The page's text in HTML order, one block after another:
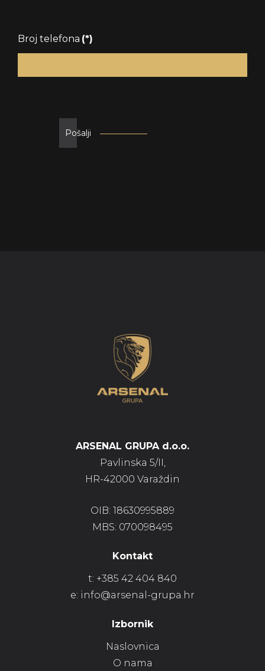
Broj telefona (*)
Pošalji
ARSENAL GRUPA d.o.o.
Pavlinska 5/II,
HR-42000 Varaždin
OIB: 18630995889
MBS: 070098495
Kontakt
t: +385 42 404 840
e: info@arsenal-grupa.hr
Izbornik
Naslovnica
O nama